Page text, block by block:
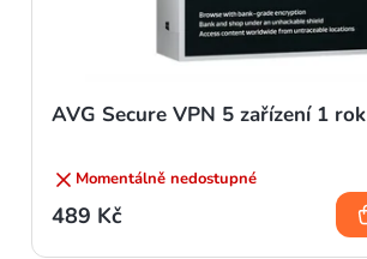
AVG Secure VPN 5 zařízení 1 rok
Momentálně nedostupné
489 Kč